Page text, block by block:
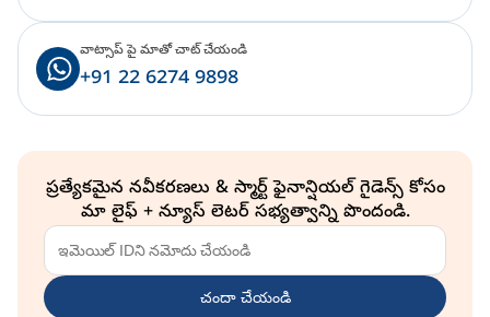
+91 22 6274 9898
వాట్సాప్ పై మాతో చాట్ చేయండి
ప్రత్యేకమైన నవీకరణలు & స్మార్ట్ ఫైనాన్షియల్ గైడెన్స్ కోసం
మా లైఫ్ + న్యూస్ లెటర్ సభ్యత్వాన్ని పొందండి.
చందా చేయండి